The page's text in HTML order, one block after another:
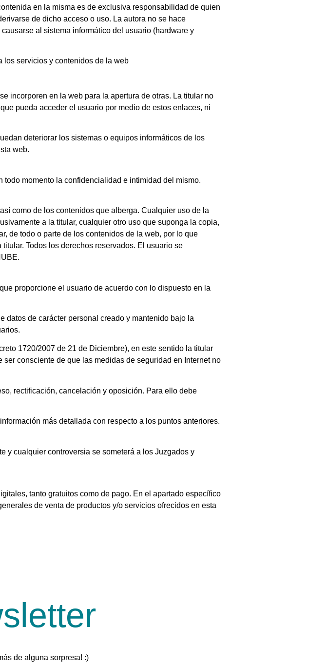
en la misma es de exclusiva responsabilidad de quien
de dicho acceso o uso. La autora no se hace
al sistema informático del usuario (hardware y
los servicios y contenidos de la web
incorporen en la web para la apertura de otras. La titular no
pueda acceder el usuario por medio de estos enlaces, ni
deteriorar los sistemas o equipos informáticos de los
web.
todo momento la confidencialidad e intimidad del mismo.
como de los contenidos que alberga. Cualquier uso de la
a la titular, cualquier otro uso que suponga la copia,
de todo o parte de los contenidos de la web, por lo que
Todos los derechos reservados. El usuario se
proporcione el usuario de acuerdo con lo dispuesto en la
datos de carácter personal creado y mantenido bajo la
1720/2007 de 21 de Diciembre), en este sentido la titular
consciente de que las medidas de seguridad en Internet no
rectificación, cancelación y oposición. Para ello debe
más detallada con respecto a los puntos anteriores.
y cualquier controversia se someterá a los Juzgados y
tanto gratuitos como de pago. En el apartado específico
de venta de productos y/o servicios ofrecidos en esta
de alguna sorpresa! :)